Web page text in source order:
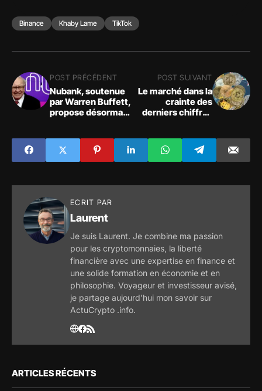
Binance Khaby Lame TikTok
POST PRÉCÉDENT
Nubank, soutenue
par Warren Buffett,
propose désormais
l'ensemble de ses
54 millions de
clients
POST SUIVANT
Le marché dans la
crainte des
derniers chiffres
réaction de la FED
ECRIT PAR
Laurent
Je suis Laurent. Je combine ma passion
pour les cryptomonnaies, la liberté
financière avec une expertise en finance et
une solide formation en économie et en
philosophie. Voyageur et investisseur avisé,
je partage aujourd'hui mon savoir sur
ActuCrypto .info.
ARTICLES RÉCENTS